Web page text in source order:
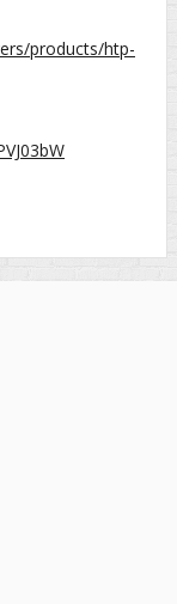
products/htp-